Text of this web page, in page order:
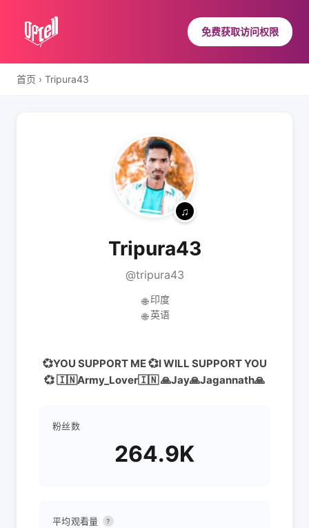
免费获取访问权限
首页 › Tripura43
Tripura43
@tripura43
🌐 印度
🌐 英语
💞YOU SUPPORT ME 💞I WILL SUPPORT YOU
💞 🇮🇳Army_Lover🇮🇳 🙏Jay🙏Jagannath🙏
粉丝数
264.9K
平均观看量 ?